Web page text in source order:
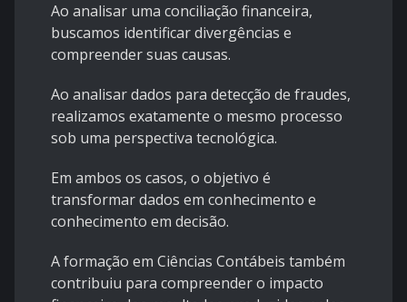
Ao analisar uma conciliação financeira,
buscamos identificar divergências e
compreender suas causas.
Ao analisar dados para detecção de fraudes,
realizamos exatamente o mesmo processo
sob uma perspectiva tecnológica.
Em ambos os casos, o objetivo é
transformar dados em conhecimento e
conhecimento em decisão.
A formação em Ciências Contábeis também
contribuiu para compreender o impacto